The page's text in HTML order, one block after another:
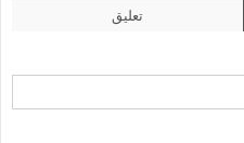
تعليق